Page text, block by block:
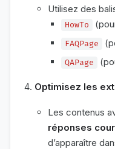
Utilisez des
HowTo
FAQPage
QAPage
Optimisez les
Les contenus
réponses
d’apparaître